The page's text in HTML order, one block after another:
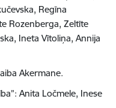
Regīna
Rozenberga, Zeltīte
Ineta Vītoliņa, Annija
Akermane.
Anita Ločmele, Inese